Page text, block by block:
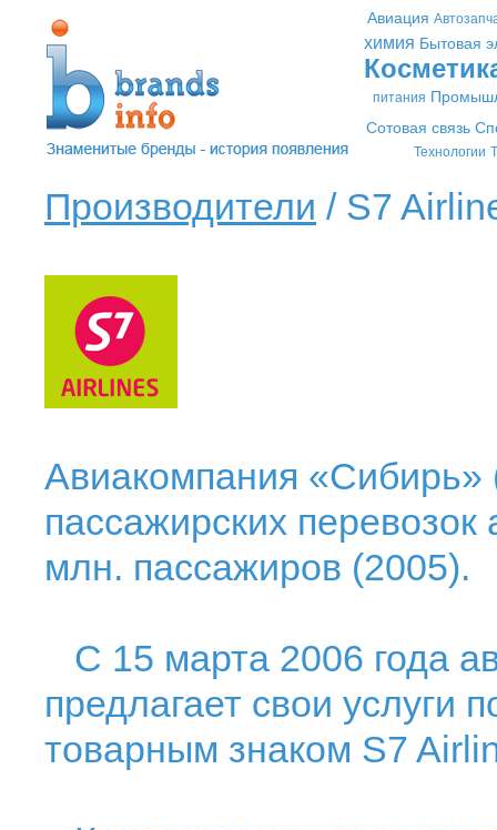
Авиация
химия Бытовая
питания
Сотовая связь
Технологии
Производители / S7
Авиакомпания «Сибирь»
пассажирских
млн. пассажиров (2005).
С 15 марта 2006 года
предлагает свои услуги
товарным знаком S7